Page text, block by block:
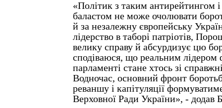
«Політик з таким антирейтингом
баластом не може очолювати
й за незалежну європейську
лідерство в таборі патріотів,
велику справу й абсурдизує цю
сподіваюся, що реальним лідером
парламенті стане хтось зі
Водночас, основний фронт
реваншу і капітуляції
Верховної Ради України», - додав